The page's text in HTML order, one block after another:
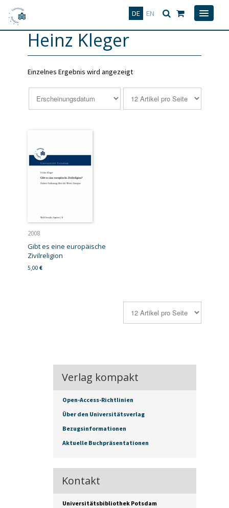
DE EN
Deutsch
Heinz Kleger
Einzelnes Ergebnis wird angezeigt
2008
Gibt es eine europäische
Zivilreligion
5,00 €
Verlag kompakt
Open-Access-Richtlinien
Über den Universitätsverlag
Bezugsinformationen
Aktuelle Buchpräsentationen
Kontakt
Universitätsbibliothek Potsdam